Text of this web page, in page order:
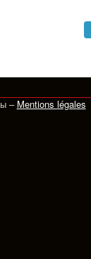
– Mentions légales